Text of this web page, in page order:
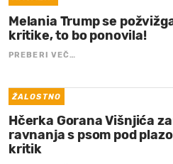
Melania Trump se
kritike, to bo ponovila!
PREBERI VEČ…
ŽALOSTNO
Hčerka Gorana Višnjića
ravnanja s psom pod
kritik